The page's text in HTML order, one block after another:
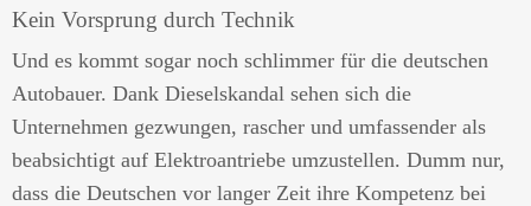
Kein Vorsprung durch Technik
Und es kommt sogar noch schlimmer für die deutschen
Autobauer. Dank Dieselskandal sehen sich die
Unternehmen gezwungen, rascher und umfassender als
beabsichtigt auf Elektroantriebe umzustellen. Dumm nur,
dass die Deutschen vor langer Zeit ihre Kompetenz bei